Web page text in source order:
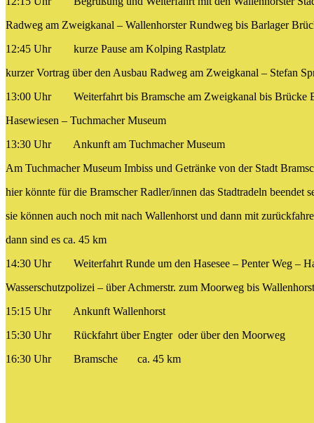
Radweg am Zweigkanal – Wallenhorster Rundweg bis Barlager
12:45 Uhr kurze Pause am
kurzer Vortrag über den Ausbau Radweg am Zweigkanal – Stefan
13:00 Uhr Weiterfahrt bis Bramsche am Zweigkanal bis Brücke
Hasewiesen – Tuchmacher Museum
13:30 Uhr Ankunft am
Am Tuchmacher Museum Imbiss und Getränke von der Stadt
hier könnte für die Bramscher Radler/innen das Stadtradeln beendet
sie können auch noch mit nach Wallenhorst und dann mit
dann sind es ca. 45 km
14:30 Uhr Weiterfahrt Runde um den Hasesee – Penter Weg –
Wasserschutzpolizei – über Achmerstr. zum Moorweg bis
15:15 Uhr Ankunft Wallenhorst
15:30 Uhr Rückfahrt über Engter oder über den Moorweg
16:30 Uhr Bramsche ca. 45 km